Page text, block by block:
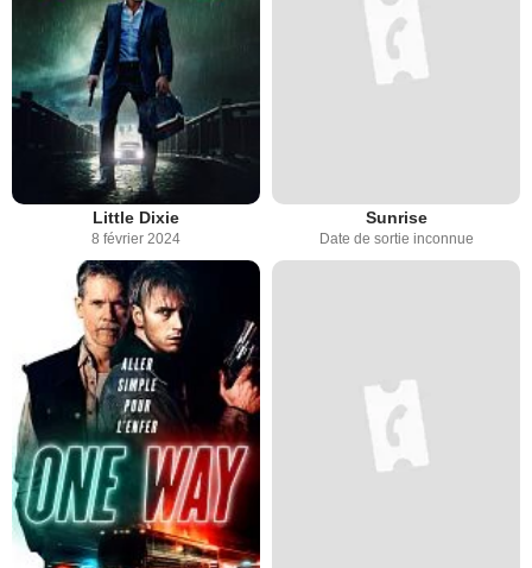
Little Dixie
8 février 2024
Sunrise
Date de sortie inconnue